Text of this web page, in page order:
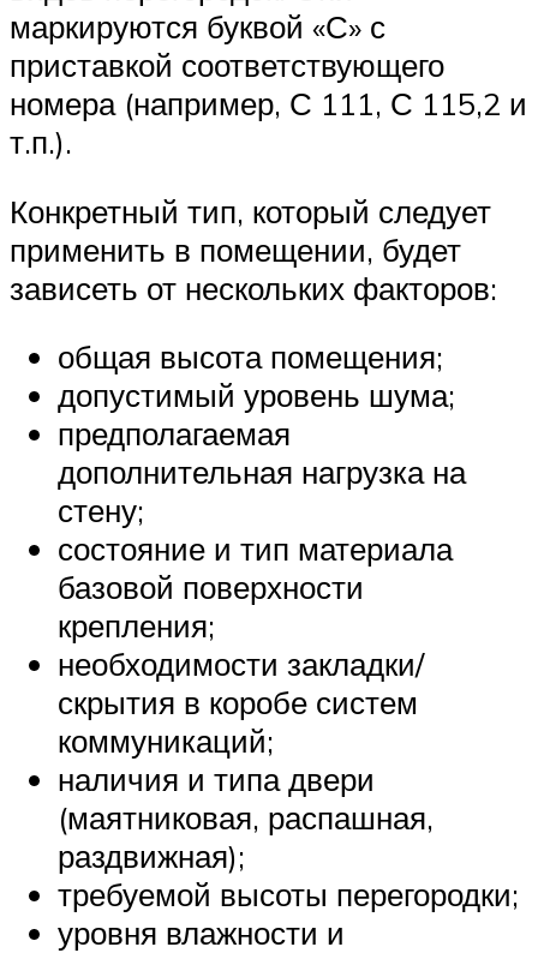
маркируются буквой «С» с
приставкой соответствующего
номера (например, С 111, С 115,2 и
т.п.).
Конкретный тип, который следует
применить в помещении, будет
зависеть от нескольких факторов:
общая высота помещения;
допустимый уровень шума;
предполагаемая
дополнительная нагрузка на
стену;
состояние и тип материала
базовой поверхности
крепления;
необходимости закладки/
скрытия в коробе систем
коммуникаций;
наличия и типа двери
(маятниковая, распашная,
раздвижная);
требуемой высоты перегородки;
уровня влажности и